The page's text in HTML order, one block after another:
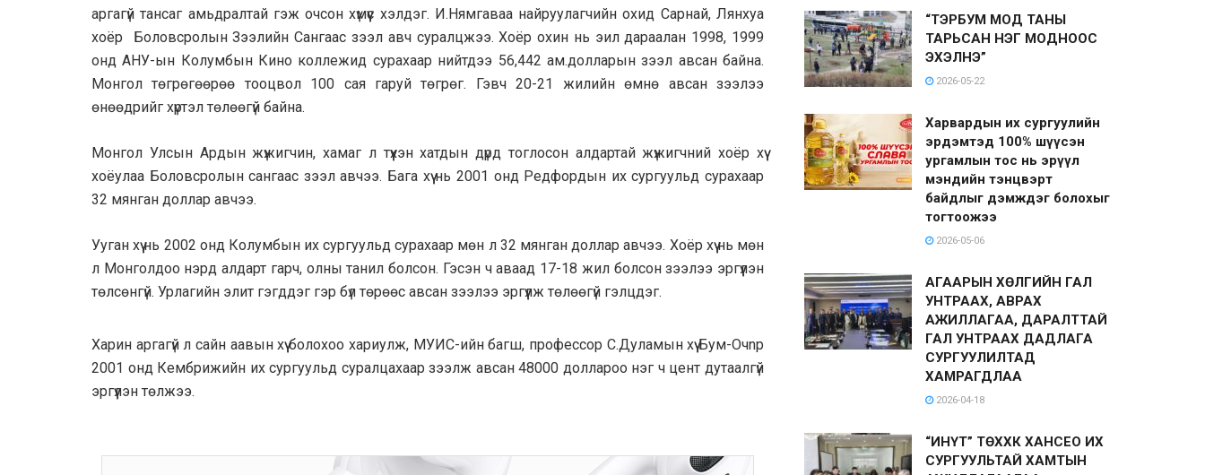
аргагүй тансаг амьдралтай гэж очсон хүмүүс хэлдэг. И.Нямгаваа найруулагчийн охид Сарнай, Лянхуа
хоёр Боловсролын Зээлийн Сангаас зээл авч суралцжээ. Хоёр охин нь эил дараалан 1998, 1999
онд АНУ-ын Колумбын Кино коллежид сурахаар нийтдээ 56,442 ам.долларын зээл авсан байна.
Монгол төгрөгөөрөө тооцвол 100 сая гаруй төгрөг. Гэвч 20-21 жилийн өмнө авсан зээлээ
өнөөдрийг хүртэл төлөөгүй байна.
Монгол Улсын Ардын жүжигчин, хамаг л түүхэн хатдын дүрд тоглосон алдартай жүжигчний хоёр хүү
хоёулаа Боловсролын сангаас зээл авчээ. Бага хүү нь 2001 онд Редфордын их сургуульд сурахаар
32 мянган доллар авчээ.
Ууган хүү нь 2002 онд Колумбын их сургуульд сурахаар мөн л 32 мянган доллар авчээ. Хоёр хүү нь мөн
л Монголдоо нэрд алдарт гарч, олны танил болсон. Гэсэн ч аваад 17-18 жил болсон зээлээ эргүүлэн
төлсөнгүй. Урлагийн элит гэгддэг гэр бүл төрөөс авсан зээлээ эргүүлж төлөөгүй гэлцдэг.
Харин аргагүй л сайн аавын хүү болохоо хариулж, МУИС-ийн багш, профессор С.Дуламын хүү Бум-Очnр
2001 онд Кембрижийн их сургуульд суралцахаар зээлж авсан 48000 доллароо нэг ч цент дутаалгүй
эргүүлэн төлжээ.
“ТЭРБУМ МОД ТАНЫ
ТАРЬСАН НЭГ МОДНООС
ЭХЭЛНЭ”
2026-05-22
Харвардын их сургуулийн
эрдэмтэд 100% шүүсэн
ургамлын тос нь эрүүл
мэндийн тэнцвэрт
байдлыг дэмждэг болохыг
тогтоожээ
2026-05-06
АГААРЫН ХӨЛГИЙН ГАЛ
УНТРААХ, АВРАХ
АЖИЛЛАГАА, ДАРАЛТТАЙ
ГАЛ УНТРААХ ДАДЛАГА
СУРГУУЛИЛТАД
ХАМРАГДЛАА
2026-04-18
“ИНҮТ” ТӨХХК ХАНСЕО ИХ
СУРГУУЛЬТАЙ ХАМТЫН